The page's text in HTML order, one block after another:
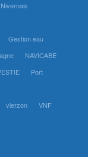
Gestion eau
NAVICABE
Port
vierzon
VNF